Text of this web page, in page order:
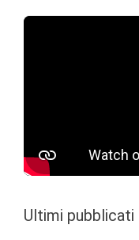
Ultimi pubblicati